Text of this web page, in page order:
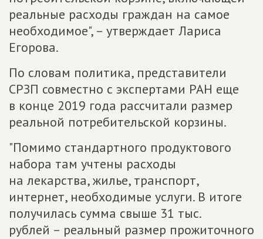
реальные расходы граждан на самое
необходимое", – утверждает Лариса
Егорова.
По словам политика, представители
СРЗП совместно с экспертами РАН еще
в конце 2019 года рассчитали размер
реальной потребительской корзины.
"Помимо стандартного продуктового
набора там учтены расходы
на лекарства, жилье, транспорт,
интернет, необходимые услуги. В итоге
получилась сумма свыше 31 тыс.
рублей – реальный размер прожиточного